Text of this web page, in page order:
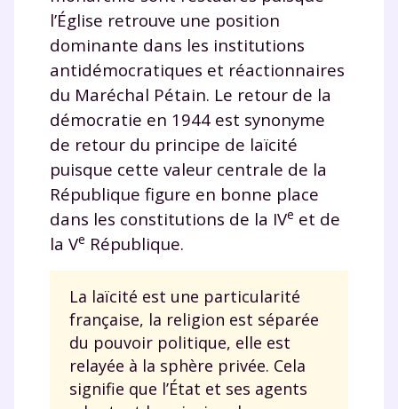
l’Église retrouve une position
dominante dans les institutions
antidémocratiques et réactionnaires
du Maréchal Pétain. Le retour de la
démocratie en 1944 est synonyme
de retour du principe de laïcité
puisque cette valeur centrale de la
République figure en bonne place
dans les constitutions de la IVe et de
la Ve République.
La laïcité est une particularité
française, la religion est séparée
du pouvoir politique, elle est
relayée à la sphère privée. Cela
signifie que l’État et ses agents